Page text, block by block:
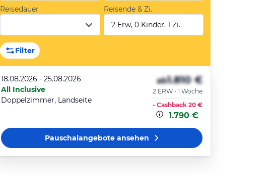
Reisedauer
Reisende & Zi.
2 Erw, 0 Kinder, 1 Zi.
Filter
18.08.2026 - 25.08.2026
All Inclusive
Doppelzimmer, Landseite
ab1.810 €
2 ERW • 1 Woche
- Cashback 20 €
1.790 €
Pauschalangeboteansehen